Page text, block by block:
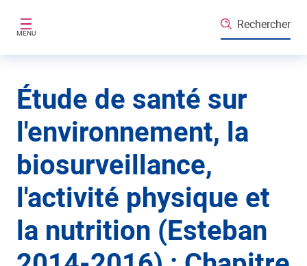
MENU
Rechercher
Étude de santé sur
l'environnement, la
biosurveillance,
l'activité physique et
la nutrition (Esteban